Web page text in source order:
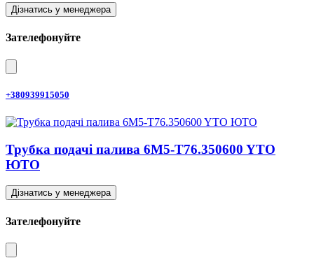
Дізнатись у менеджера
Зателефонуйте
+380939915050
Трубка подачі палива 6M5-T76.350600 YTO
ЮТО
Дізнатись у менеджера
Зателефонуйте